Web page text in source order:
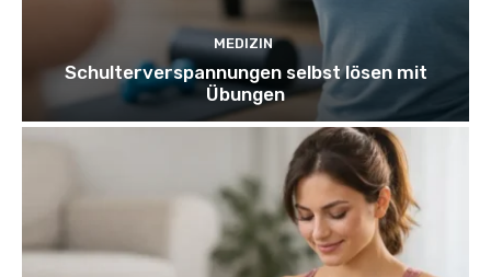
MEDIZIN
Schulterverspannungen selbst lösen mit
Übungen